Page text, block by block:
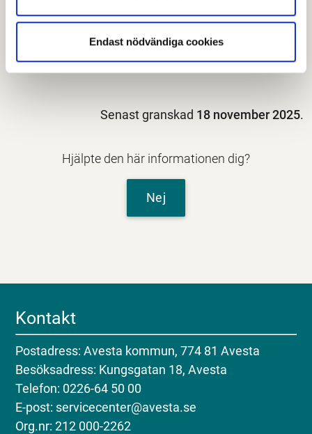
Endast nödvändiga cookies
utredning för att se om ett barn är berättigad att gå
på anpassad grundskola– kontakta Erica Erixon,
Senast granskad 18 november 2025.
Hjälpte den här informationen dig?
Nej
Kontakt
Postadress: Avesta kommun, 774 81 Avesta
Besöksadress: Kungsgatan 18, Avesta
Telefon: 0226-64 50 00
E-post: servicecenter@avesta.se
Org.nr: 212 000-2262